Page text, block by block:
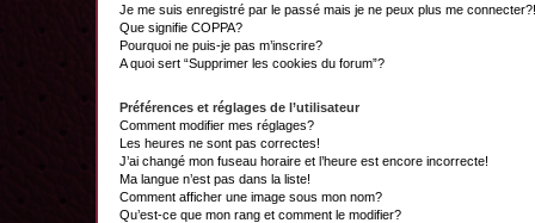
Je me suis enregistré par le passé mais je ne peux plus me connecter?!
Que signifie COPPA?
Pourquoi ne puis-je pas m’inscrire?
A quoi sert “Supprimer les cookies du forum”?
Préférences et réglages de l’utilisateur
Comment modifier mes réglages?
Les heures ne sont pas correctes!
J’ai changé mon fuseau horaire et l’heure est encore incorrecte!
Ma langue n’est pas dans la liste!
Comment afficher une image sous mon nom?
Qu’est-ce que mon rang et comment le modifier?